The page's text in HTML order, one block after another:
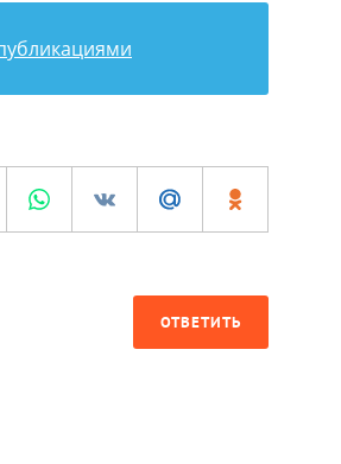
ОТВЕТИТЬ